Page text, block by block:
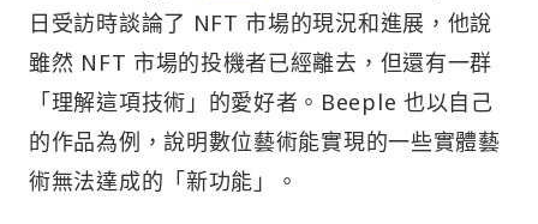
日受訪時談論了 NFT 市場的現況和進展，他說
雖然 NFT 市場的投機者已經離去，但還有一群
「理解這項技術」的愛好者。Beeple 也以自己
的作品為例，說明數位藝術能實現的一些實體藝
術無法達成的「新功能」。